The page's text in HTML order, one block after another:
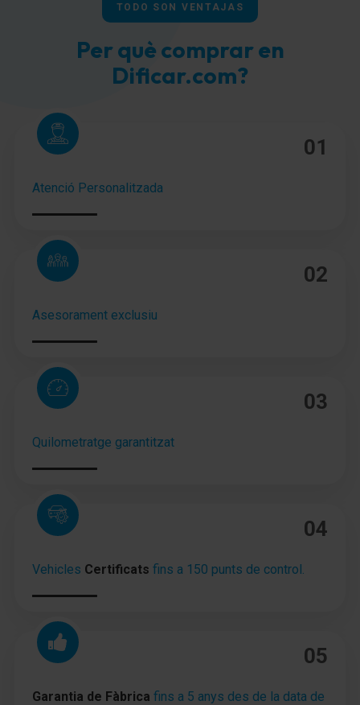
TODO SON VENTAJAS
Per què comprar en
Dificar.com?
01
Atenció Personalitzada
02
Asesorament exclusiu
03
Quilometratge garantitzat
04
Vehicles Certificats fins a 150 punts de control.
05
Garantia de Fàbrica fins a 5 anys des de la data de